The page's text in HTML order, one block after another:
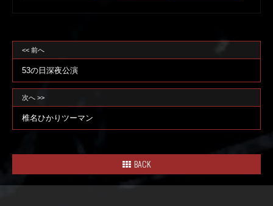
<< 前へ
53の日深夜公演
次へ >>
椎名ひかりツーマン
BACK